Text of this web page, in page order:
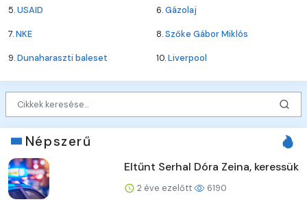
5.USAID 6.Gázolaj
7.NKE 8.Szőke Gábor Miklós
9.Dunaharaszti baleset 10.Liverpool
Népszerű
Eltűnt Serhal Dóra Zeina, keressük
2 éve ezelőtt 6190